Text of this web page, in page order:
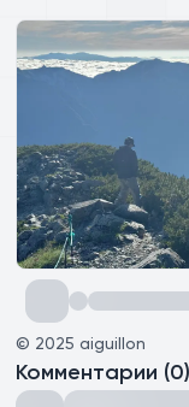
© 2025 aiguillon
Комментарии (0)